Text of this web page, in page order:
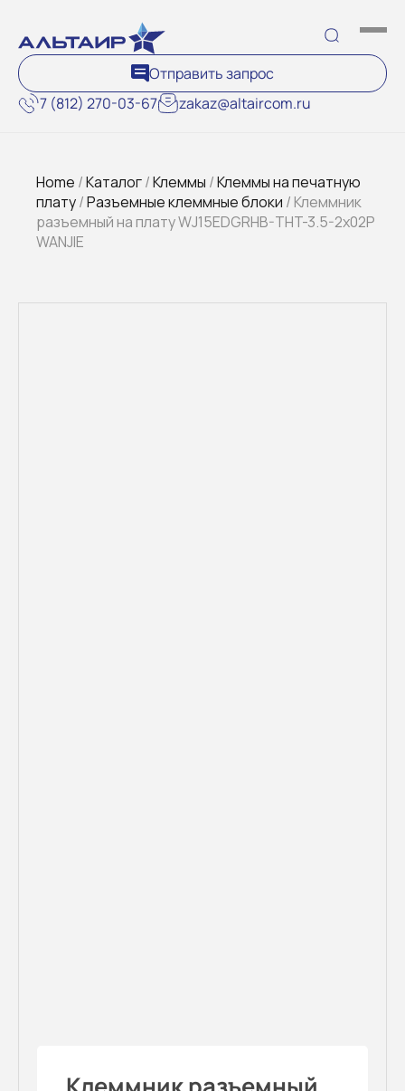
7 (812) 270-03-67 zakaz@altaircom.ru
Отправить запрос
Home /Каталог/Клеммы /Клеммы на печатную
плату/Разъемные клеммные блоки / Клеммник
разъемный на плату WJ15EDGRHB-THT-3.5-2x02P
WANJIE